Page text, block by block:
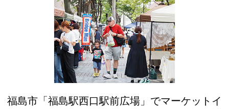
福島市「福島駅西口駅前広場」でマーケットイ